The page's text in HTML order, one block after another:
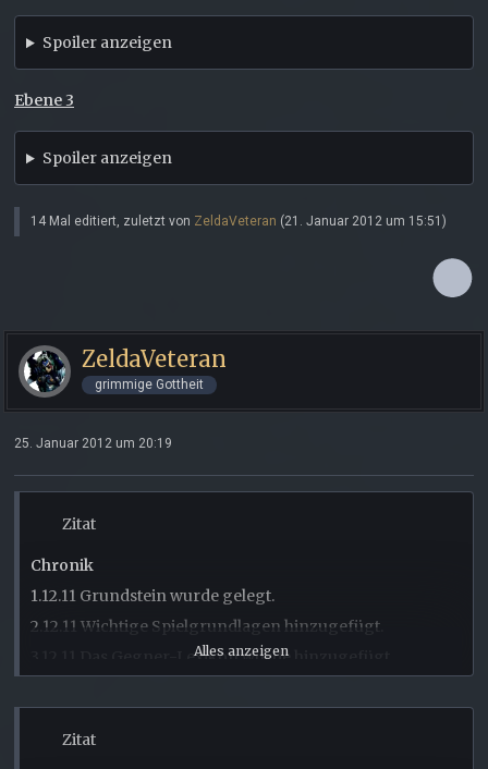
Spoiler anzeigen
Ebene 3
Spoiler anzeigen
14 Mal editiert, zuletzt von ZeldaVeteran (21. Januar 2012 um 15:51 )
ZeldaVeteran
grimmige Gottheit
25. Januar 2012 um 20:19
Zitat
Chronik
1.12.11 Grundstein wurde gelegt.
2.12.11 Wichtige Spielgrundlagen hinzugefügt.
3.12.11 Das Gegner-Lexikon wurde hinzugefügt.
5.12.11 Ebene eins der ersten Tür wurde hinzugefügt.
Alles anzeigen
Zitat